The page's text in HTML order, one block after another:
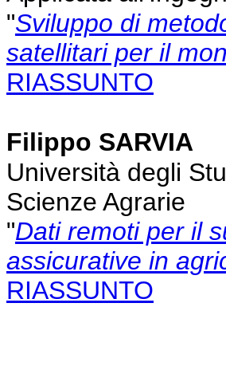
"Sviluppo di
satellitari per il
RIASSUNTO
Filippo SARVIA
Università degli
Scienze Agrarie
"Dati remoti per il
assicurative in
RIASSUNTO